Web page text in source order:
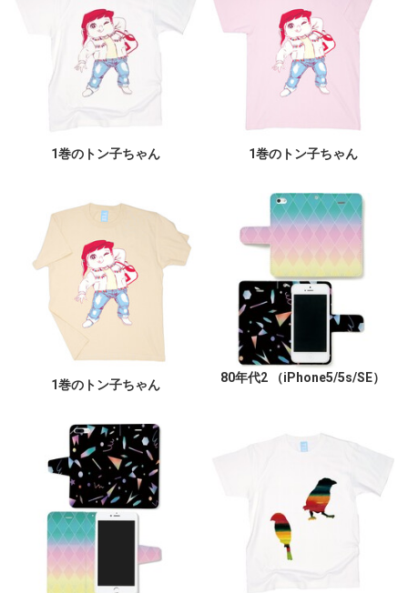
1巻のトン子ちゃん 1巻のトン子ちゃん
1巻のトン子ちゃん
80年代2 （iPhone5/5s/SE）